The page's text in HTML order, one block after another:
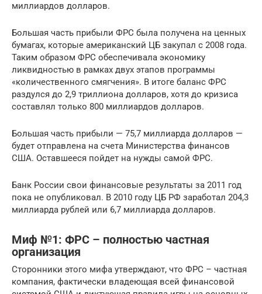
миллиардов долларов.
Большая часть прибыли ФРС была получена на ценных
бумагах, которые американский ЦБ закупал с 2008 года.
Таким образом ФРС обеспечивала экономику
ликвидностью в рамках двух этапов программы
«количественного смягчения». В итоге баланс ФРС
раздулся до 2,9 триллиона долларов, хотя до кризиса
составлял только 800 миллиардов долларов.
Большая часть прибыли — 75,7 миллиарда долларов —
будет отправлена на счета Министерства финансов
США. Оставшееся пойдет на нужды самой ФРС.
Банк России свои финансовые результаты за 2011 год
пока не опубликовал. В 2010 году ЦБ РФ заработал 204,3
миллиарда рублей или 6,7 миллиарда долларов.
Миф №1: ФРС – полностью частная
организация
Сторонники этого мифа утверждают, что ФРС – частная
компания, фактически владеющая всей финансовой